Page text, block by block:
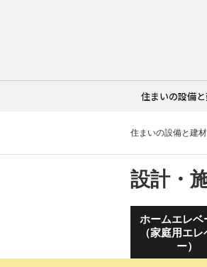
住まいの設備
住まいの設備と建材
設計・
ホームエレベ
（家庭用エレ
ー）